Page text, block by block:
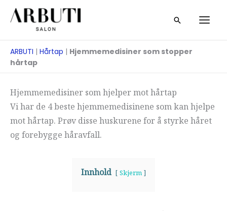
Zum
Inhalt
Suche
ARBUTI | Hårtap | Hjemmemedisiner som stopper
hårtap
Hjemmemedisiner som hjelper mot hårtap
Vi har de 4 beste hjemmemedisinene som kan hjelpe
mot hårtap. Prøv disse huskurene for å styrke håret
og forebygge håravfall.
Innhold Skjerm